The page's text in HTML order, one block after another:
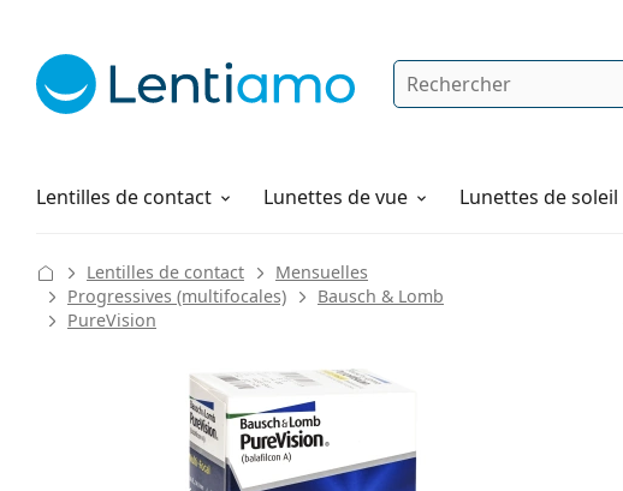
Rechercher
Lentilles de contact
Solutions Lunettes de vue Lunettes de soleil
Comment commander
Lentilles de contact
Mensuelles
Progressives (multifocales)
Bausch & Lomb
PureVision